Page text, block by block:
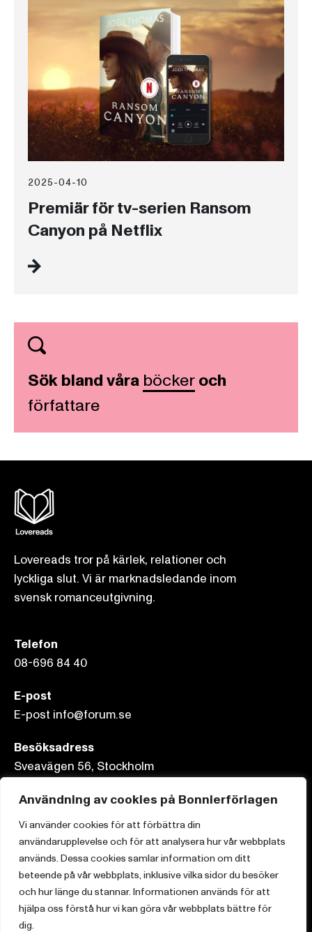
Användning av cookies på Bonnierförlagen
Vi använder cookies för att förbättra din
användarupplevelse och för att analysera hur vår webbplats
används. Dessa cookies samlar information om ditt
beteende på vår webbplats, inklusive vilka sidor du besöker
och hur länge du stannar. Informationen används för att
hjälpa oss förstå hur vi kan göra vår webbplats bättre för
dig.
2025-04-10
Premiär för tv-serien Ransom
Canyon på Netflix
Sök bland våra böckeroch
författare
Lovereads tror på kärlek, relationer och
lyckliga slut. Vi är marknadsledande inom
svensk romanceutgivning.
Telefon
08-696 84 40
E-post
E-post info@forum.se
Besöksadress
Sveavägen 56, Stockholm
Postadress
Box 3159, 103 63 Stockholm
Om Bonnierförlagen
Cookies